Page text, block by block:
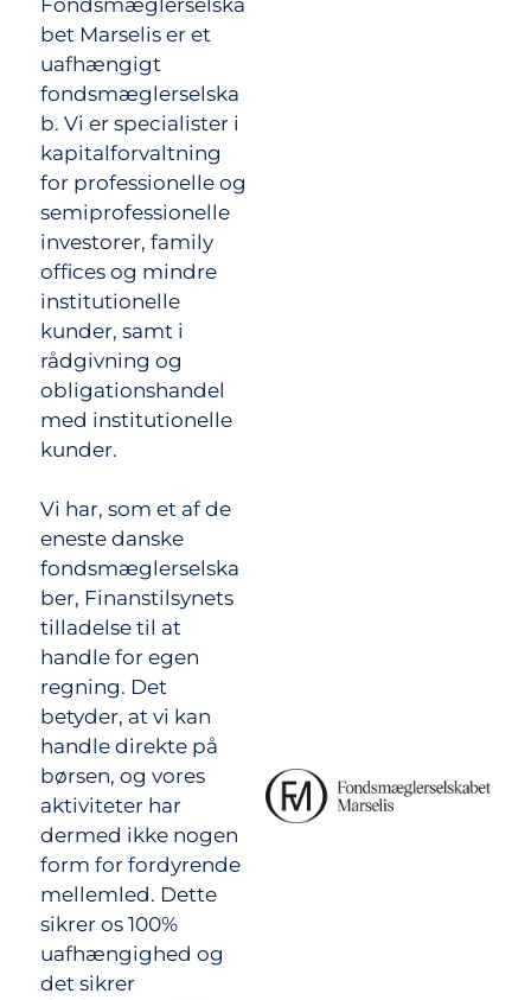
bet Marselis er et
uafhængigt
fondsmæglerselska
b. Vi er specialister i
kapitalforvaltning
for professionelle og
semiprofessionelle
investorer, family
offices og mindre
institutionelle
kunder, samt i
rådgivning og
obligationshandel
med institutionelle
kunder.
Vi har, som et af de
eneste danske
fondsmæglerselska
ber, Finanstilsynets
tilladelse til at
handle for egen
regning. Det
betyder, at vi kan
handle direkte på
børsen, og vores
aktiviteter har
dermed ikke nogen
form for fordyrende
mellemled. Dette
sikrer os 100%
uafhængighed og
det sikrer